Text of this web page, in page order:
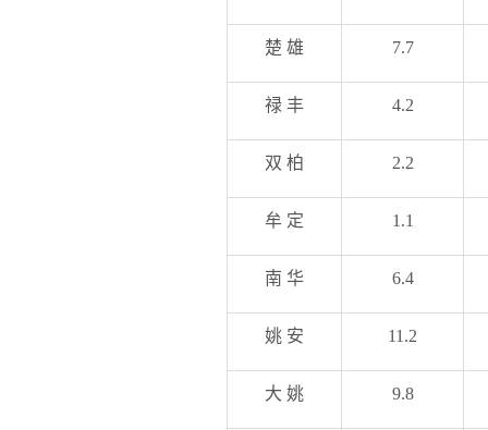
楚 雄 7.7
禄 丰 4.2
双 柏 2.2
牟 定 1.1
南 华 6.4
姚 安 11.2
大 姚 9.8